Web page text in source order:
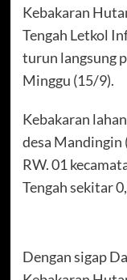
Kebakaran
Tengah Letkol
turun langsung
Minggu (15/9).
Kebakaran
desa Mandingin
RW. 01
Tengah sekitar
Dengan sigap